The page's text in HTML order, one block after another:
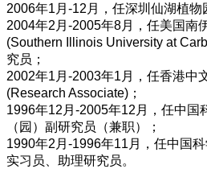
2006年1月-12月，任深圳仙湖植物
2004年2月-2005年8月，任美国南
(Southern Illinois University at
究员；
2002年1月-2003年1月，任香港中
(Research Associate)；
1996年12月-2005年12月，任中国
（园）副研究员（兼职）；
1990年2月-1996年11月，任中国
实习员、助理研究员。